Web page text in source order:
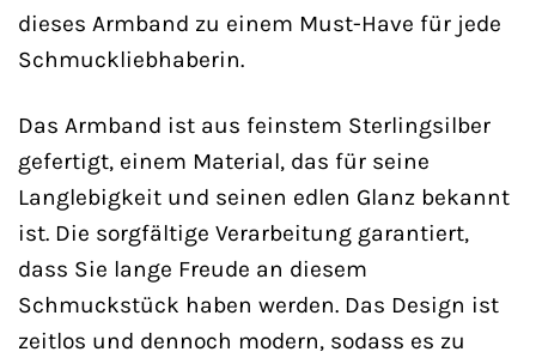
dieses Armband zu einem Must-Have für jede
Schmuckliebhaberin.
Das Armband ist aus feinstem Sterlingsilber
gefertigt, einem Material, das für seine
Langlebigkeit und seinen edlen Glanz bekannt
ist. Die sorgfältige Verarbeitung garantiert,
dass Sie lange Freude an diesem
Schmuckstück haben werden. Das Design ist
zeitlos und dennoch modern, sodass es zu